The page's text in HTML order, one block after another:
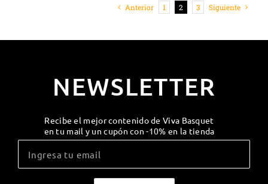
Anterior 1 2 3 Siguiente
NEWSLETTER
Recibe el mejor contenido de Viva Basquet
en tu mail y un cupón con -10% en la tienda